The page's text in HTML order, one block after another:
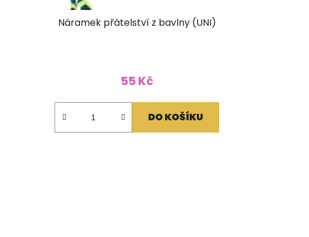
Náramek přátelství z bavlny (UNI)
55 Kč
DO KOŠÍKU